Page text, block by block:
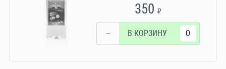
350₽
− В КОРЗИНУ